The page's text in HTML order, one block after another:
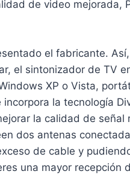
de video mejorada,
el fabricante.
el sintonizador de TV
XP o Vista,
la tecnología
la calidad de señal
dos antenas
de cable y
una mayor recepción